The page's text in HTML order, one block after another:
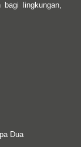
bagi lingkungan,
Dua